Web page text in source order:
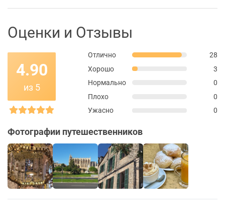
Оценки и Отзывы
4.90
из 5
Отлично
28
Хорошо
3
Нормально
0
Плохо
0
Ужасно
0
Фотографии путешественников